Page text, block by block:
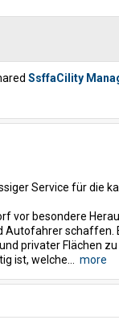
SsffaCility
Service für die
vor besondere
Autofahrer
privater Flächen
ist, welche... more